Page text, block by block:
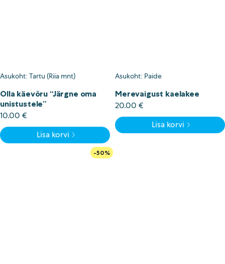
Asukoht: Tartu (Riia mnt)
Olla käevõru “Järgne oma
unistustele”
10.00 €
Lisa korvi
Asukoht: Paide
Merevaigust kaelakee
20.00 €
Lisa korvi
-50%